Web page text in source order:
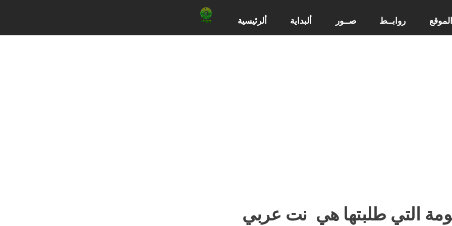
ألرئيسية ألبداية صــور روابــط
التي طلبتها هي نت عربي